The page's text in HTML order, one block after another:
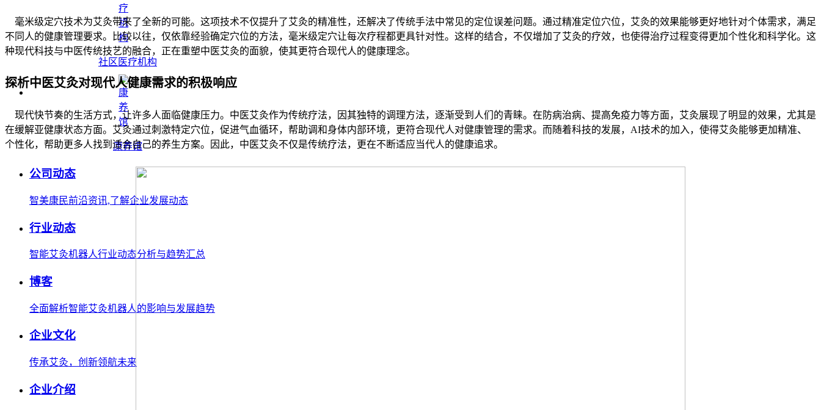
社区医疗机构
康养馆
公司动态
智美康民前沿资讯,了解企业发展动态
行业动态
智能艾灸机器人行业动态分析与趋势汇总
博客
全面解析智能艾灸机器人的影响与发展趋势
企业文化
传承艾灸，创新领航未来
企业介绍
毫米级定穴技术为艾灸带来了全新的可能。这项技术不仅提升了艾灸的精准性，还解决了传统手法中常见的定位误差问题。通过精准定位穴位，艾灸的效果能够更好地针对个体需求，满足
不同人的健康管理要求。比较以往，仅依靠经验确定穴位的方法，毫米级定穴让每次疗程都更具针对性。这样的结合，不仅增加了艾灸的疗效，也使得治疗过程变得更加个性化和科学化。这
种现代科技与中医传统技艺的融合，正在重塑中医艾灸的面貌，使其更符合现代人的健康理念。
探析中医艾灸对现代人健康需求的积极响应
现代快节奏的生活方式，让许多人面临健康压力。中医艾灸作为传统疗法，因其独特的调理方法，逐渐受到人们的青睐。在防病治病、提高免疫力等方面，艾灸展现了明显的效果，尤其是
在缓解亚健康状态方面。艾灸通过刺激特定穴位，促进气血循环，帮助调和身体内部环境，更符合现代人对健康管理的需求。而随着科技的发展，AI技术的加入，使得艾灸能够更加精准、
个性化，帮助更多人找到适合自己的养生方案。因此，中医艾灸不仅是传统疗法，更在不断适应当代人的健康追求。